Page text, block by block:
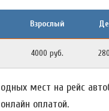
Взрослый
4000 руб.
мест на рейс
оплатой.